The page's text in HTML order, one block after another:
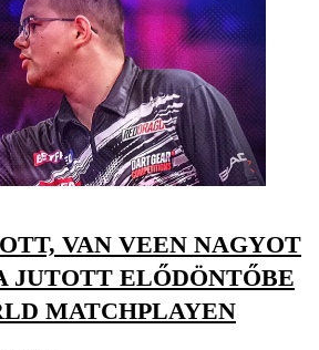
VAN VEEN NAGYOT
JUTOTT ELŐDÖNTŐBE
MATCHPLAYEN